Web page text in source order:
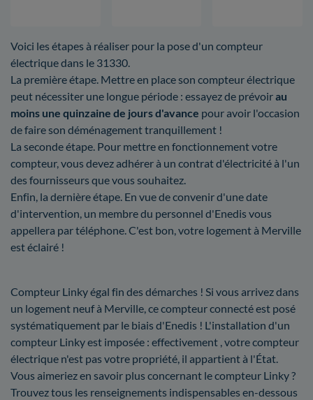
Voici les étapes à réaliser pour la pose d'un compteur
électrique dans le 31330.
La première étape. Mettre en place son compteur électrique
peut nécessiter une longue période : essayez de prévoirau
moins une quinzaine de jours d'avance pour avoir l'occasion
de faire son déménagement tranquillement !
La seconde étape. Pour mettre en fonctionnement votre
compteur, vous devez adhérer à un contrat d'électricité à l'un
des fournisseurs que vous souhaitez.
Enfin, la dernière étape. En vue de convenir d'une date
d'intervention, un membre du personnel d'Enedis vous
appellera par téléphone. C'est bon, votre logement à Merville
est éclairé !
Compteur Linky égal fin des démarches ! Si vous arrivez dans
un logement neuf à Merville, ce compteur connecté est posé
systématiquement par le biais d'Enedis ! L'installation d'un
compteur Linky est imposée : effectivement , votre compteur
électrique n'est pas votre propriété, il appartient à l'État.
Vous aimeriez en savoir plus concernant le compteur Linky ?
Trouvez tous les renseignements indispensables en-dessous